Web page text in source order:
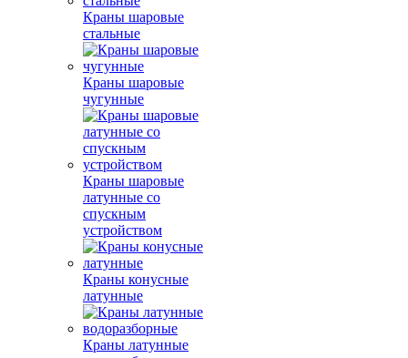
Краны шаровые
стальные
Краны шаровые
чугунные
Краны шаровые
латунные со
спускным
устройством
Краны конусные
латунные
Краны латунные